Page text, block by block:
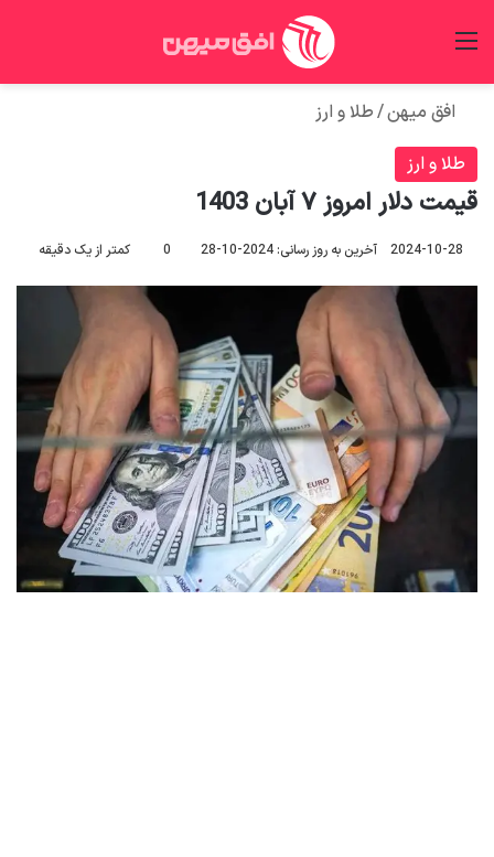
افق میهن/طلا و ارز
طلا و ارز
قیمت دلار امروز ۷ آبان 1403
2024-10-28 آخرین به روز رسانی: 2024-10-28 0 کمتر از یک دقیقه